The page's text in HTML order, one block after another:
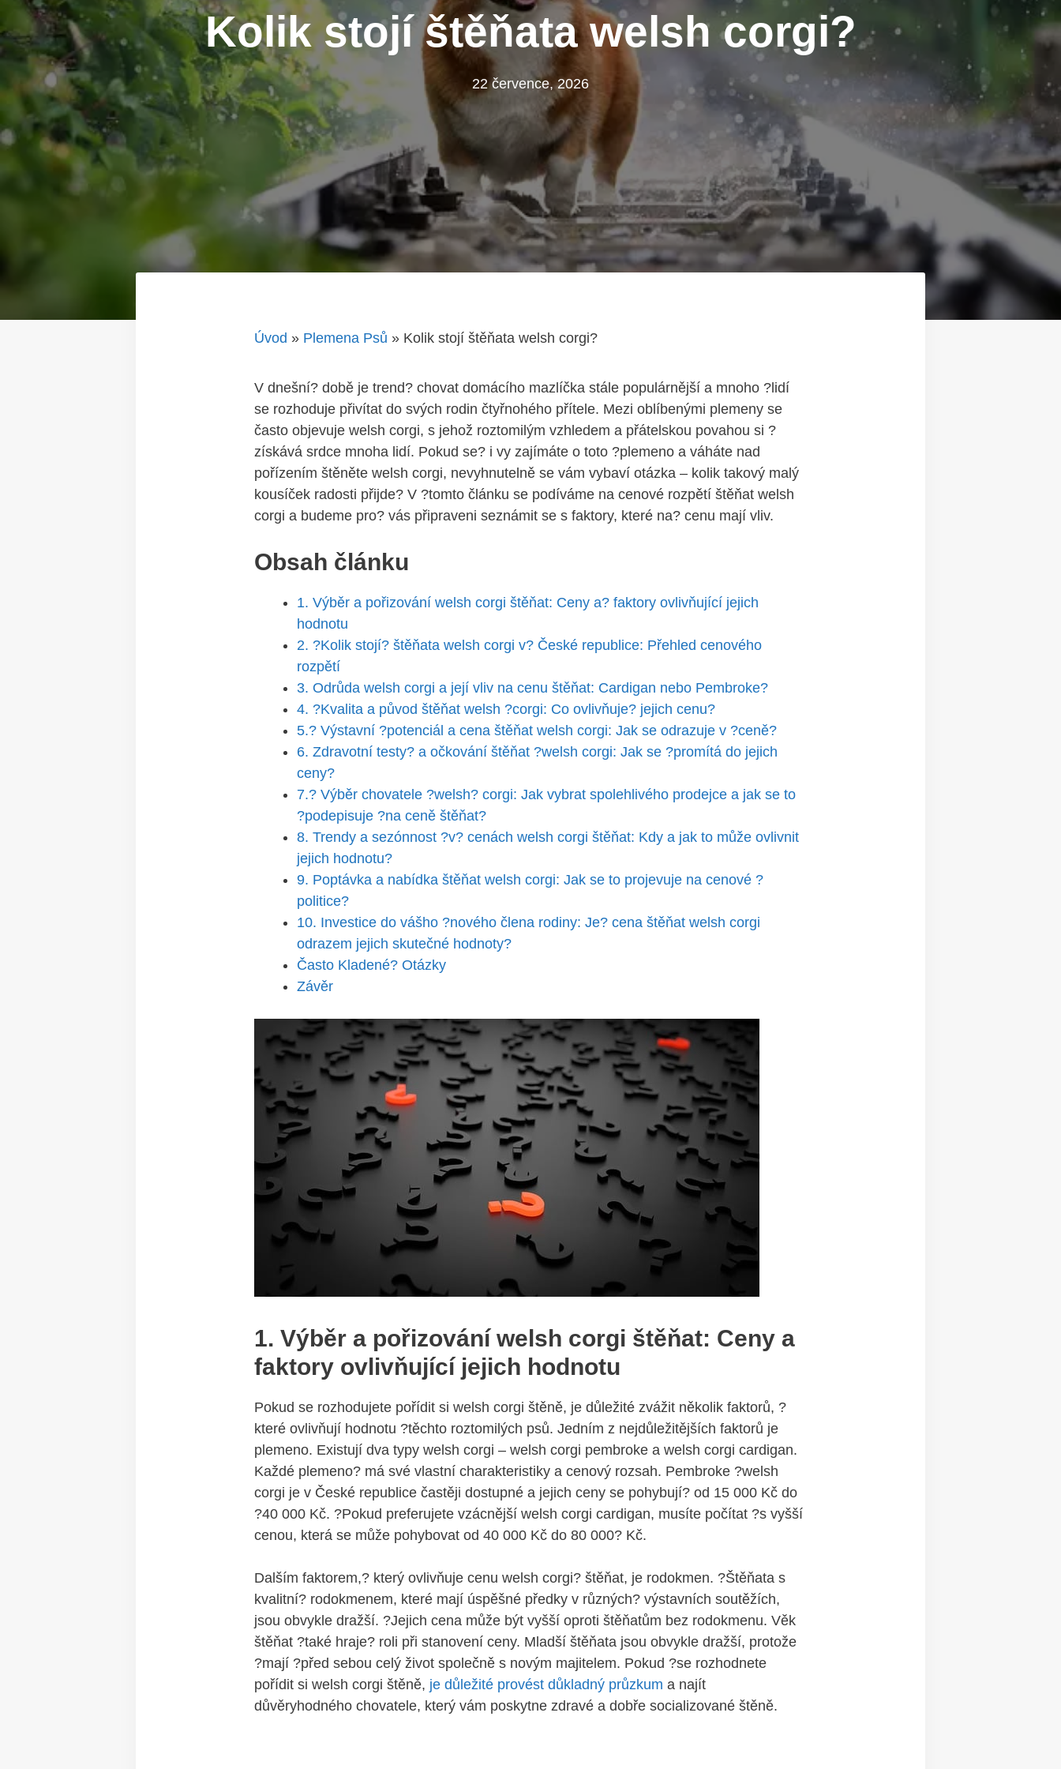
Kolik stojí štěňata welsh corgi?
22 července, 2026
Úvod » Plemena Psů » Kolik stojí štěňata welsh corgi?
V dnešní? době je trend? chovat domácího mazlíčka stále populárnější a mnoho ?lidí
se rozhoduje přivítat do svých rodin čtyřnohého přítele. Mezi oblíbenými plemeny se
často objevuje welsh corgi, s jehož roztomilým vzhledem a přátelskou povahou si ?
získává srdce mnoha lidí. Pokud se? i vy zajímáte o toto ?plemeno a váháte nad
pořízením štěněte welsh corgi, nevyhnutelně se vám vybaví otázka – kolik takový malý
kousíček radosti přijde? V ?tomto článku se podíváme na cenové rozpětí štěňat welsh
corgi a budeme pro? vás připraveni seznámit se s faktory, které na? cenu mají vliv.
Obsah článku
1. Výběr a pořizování welsh corgi štěňat: Ceny a? faktory ovlivňující jejich
hodnotu
2. ?Kolik stojí? štěňata welsh corgi v? České republice: Přehled cenového
rozpětí
3. Odrůda welsh corgi a její vliv na cenu štěňat: Cardigan nebo Pembroke?
4. ?Kvalita a původ štěňat welsh ?corgi: Co ovlivňuje? jejich cenu?
5.? Výstavní ?potenciál a cena štěňat welsh corgi: Jak se odrazuje v ?ceně?
6. Zdravotní testy? a očkování štěňat ?welsh corgi: Jak se ?promítá do jejich
ceny?
7.? Výběr chovatele ?welsh? corgi: Jak vybrat spolehlivého prodejce a jak se to
?podepisuje ?na ceně štěňat?
8. Trendy a sezónnost ?v? cenách welsh corgi štěňat: Kdy a jak to může ovlivnit
jejich hodnotu?
9. Poptávka a nabídka štěňat welsh corgi: Jak se to projevuje na cenové ?
politice?
10. Investice do vášho ?nového člena rodiny: Je? cena štěňat welsh corgi
odrazem jejich skutečné hodnoty?
Často Kladené? Otázky
Závěr
1. Výběr a pořizování welsh corgi štěňat: Ceny a
faktory ovlivňující jejich hodnotu
Pokud se rozhodujete pořídit si welsh corgi štěně, je důležité zvážit několik faktorů, ?
které ovlivňují hodnotu ?těchto roztomilých psů. Jedním z nejdůležitějších faktorů je
plemeno. Existují dva typy welsh corgi – welsh corgi pembroke a welsh corgi cardigan.
Každé plemeno? má své vlastní charakteristiky a cenový rozsah. Pembroke ?welsh
corgi je v České republice častěji dostupné a jejich ceny se pohybují? od 15 000 Kč do
?40 000 Kč. ?Pokud preferujete vzácnější welsh corgi cardigan, musíte počítat ?s vyšší
cenou, která se může pohybovat od 40 000 Kč do 80 000? Kč.
Dalším faktorem,? který ovlivňuje cenu welsh corgi? štěňat, je rodokmen. ?Štěňata s
kvalitní? rodokmenem, které mají úspěšné předky v různých? výstavních soutěžích,
jsou obvykle dražší. ?Jejich cena může být vyšší oproti štěňatům bez rodokmenu. Věk
štěňat ?také hraje? roli při stanovení ceny. Mladší štěňata jsou obvykle dražší, protože
?mají ?před sebou celý život společně s novým majitelem. Pokud ?se rozhodnete
pořídit si welsh corgi štěně, je důležité provést důkladný průzkum a najít
důvěryhodného chovatele, který vám poskytne zdravé a dobře socializované štěně.